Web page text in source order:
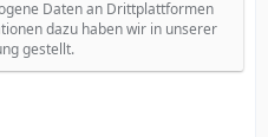
Daten an Drittplattformen
dazu haben wir in unserer
gestellt.